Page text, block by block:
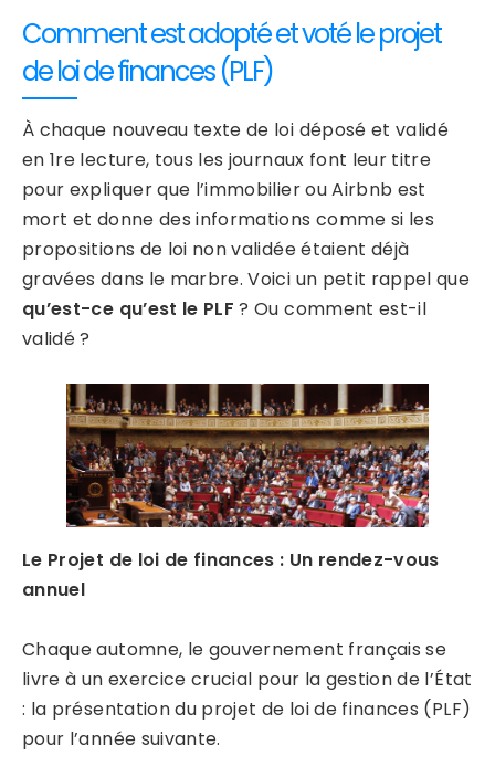
Comment est adopté et voté le projet
de loi de finances (PLF)
À chaque nouveau texte de loi déposé et validé
en 1re lecture, tous les journaux font leur titre
pour expliquer que l’immobilier ou Airbnb est
mort et donne des informations comme si les
propositions de loi non validée étaient déjà
gravées dans le marbre. Voici un petit rappel que
qu’est-ce qu’est le PLF? Ou comment est-il
validé ?
Le Projet de loi de finances : Un rendez-vous
annuel
Chaque automne, le gouvernement français se
livre à un exercice crucial pour la gestion de l’État
: la présentation du projet de loi de finances (PLF)
pour l’année suivante.